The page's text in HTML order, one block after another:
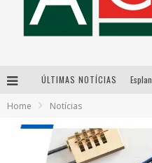
ÚLTIMAS NOTÍCIAS
Home Notícias